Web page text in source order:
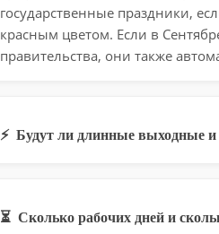
государственные праздники,
красным цветом. Если в
правительства, они также
⚡ Будут ли длинные выходные
⏳ Сколько рабочих дней и